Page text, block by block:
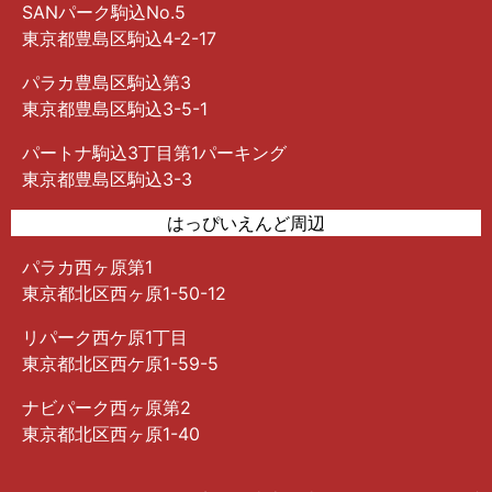
SANパーク駒込No.5
東京都豊島区駒込4-2-17
パラカ豊島区駒込第3
東京都豊島区駒込3-5-1
パートナ駒込3丁目第1パーキング
東京都豊島区駒込3-3
はっぴいえんど周辺
パラカ西ヶ原第1
東京都北区西ヶ原1-50-12
リパーク西ケ原1丁目
東京都北区西ケ原1-59-5
ナビパーク西ヶ原第2
東京都北区西ヶ原1-40